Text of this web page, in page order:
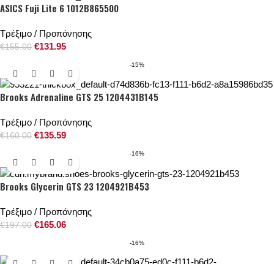
ASICS Fuji Lite 6 1012B865500
Τρέξιμο / Προπόνησης
€155.00 €131.95
-15%
Brooks Adrenaline GTS 25 1204431B145
Τρέξιμο / Προπόνησης
€160.00 €135.59
-16%
Brooks Glycerin GTS 23 1204921B453
Τρέξιμο / Προπόνησης
€197.00 €165.06
-16%